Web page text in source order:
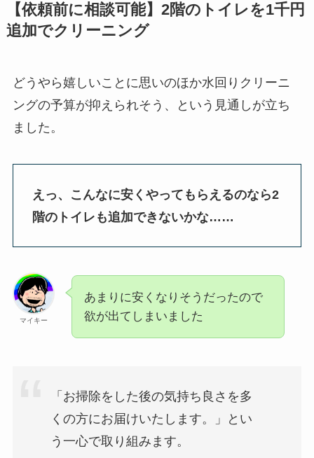
【依頼前に相談可能】2階のトイレを1千円
追加でクリーニング
どうやら嬉しいことに思いのほか水回りクリーニ
ングの予算が抑えられそう、という見通しが立ち
ました。
えっ、こんなに安くやってもらえるのなら2
階のトイレも追加できないかな……
マイキー
あまりに安くなりそうだったので
欲が出てしまいました
「お掃除をした後の気持ち良さを多
くの方にお届けいたします。」とい
う一心で取り組みます。